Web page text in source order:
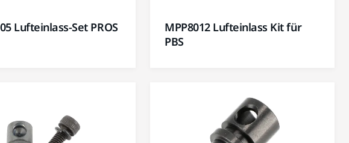
Lufteinlass-Set PROS
MPP8012 Lufteinlass Kit für
PBS